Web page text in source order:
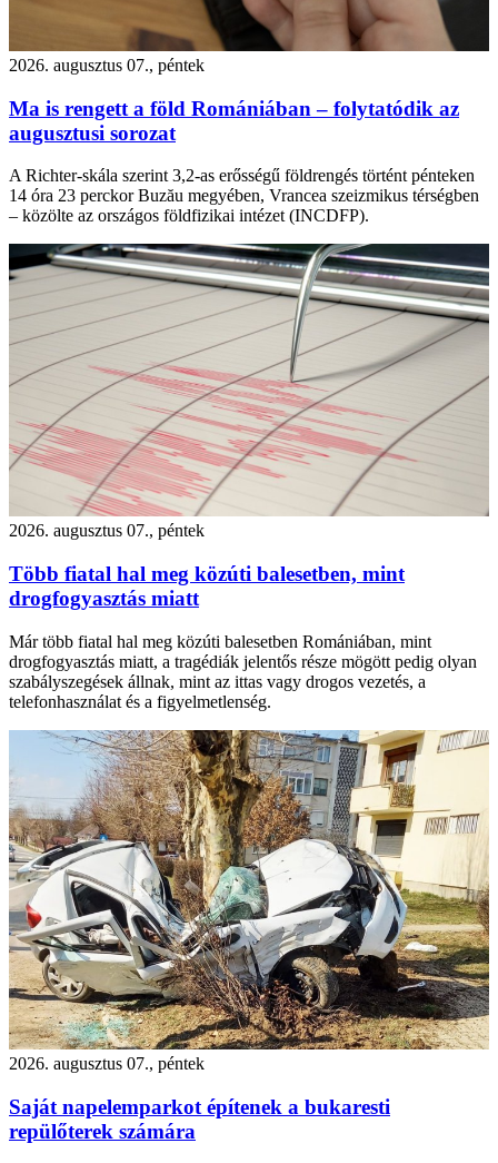
2026. augusztus 07., péntek
Ma is rengett a föld Romániában – folytatódik az
augusztusi sorozat
A Richter-skála szerint 3,2-as erősségű földrengés történt pénteken
14 óra 23 perckor Buzău megyében, Vrancea szeizmikus térségben
– közölte az országos földfizikai intézet (INCDFP).
2026. augusztus 07., péntek
Több fiatal hal meg közúti balesetben, mint
drogfogyasztás miatt
Már több fiatal hal meg közúti balesetben Romániában, mint
drogfogyasztás miatt, a tragédiák jelentős része mögött pedig olyan
szabályszegések állnak, mint az ittas vagy drogos vezetés, a
telefonhasználat és a figyelmetlenség.
2026. augusztus 07., péntek
Saját napelemparkot építenek a bukaresti
repülőterek számára